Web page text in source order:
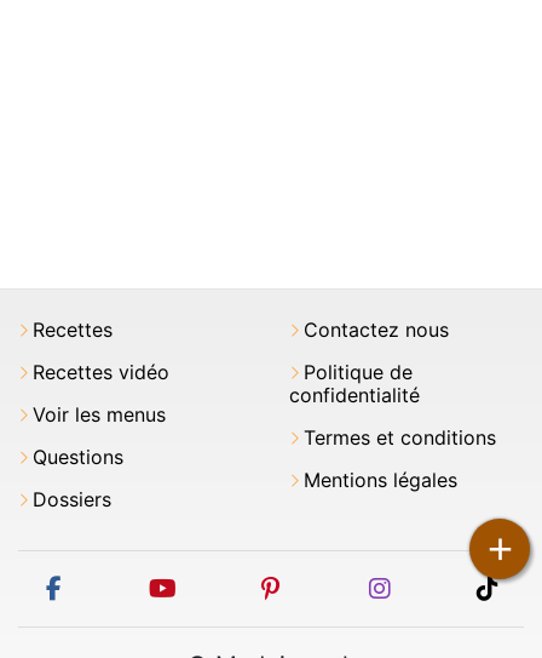
+
Recettes
Recettes vidéo
Voir les menus
Questions
Dossiers
Contactez nous
Politique de
confidentialité
Termes et conditions
Mentions légales
facebook youtube pinterest instagram